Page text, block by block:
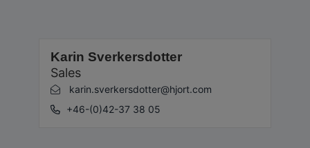
Karin Sverkersdotter
Sales
karin.sverkersdotter@hjort.com
+46-(0)42-37 38 05